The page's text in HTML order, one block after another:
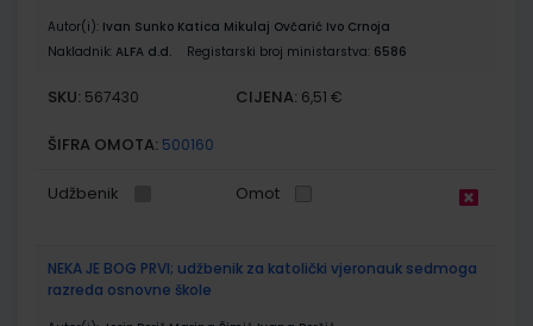
Autor(i): Ivan Sunko Katica Mikulaj Ovčarić Ivo Crnoja
Nakladnik: ALFA d.d. Registarski broj ministarstva: 6586
SKU: 567430 CIJENA: 6,51 €
ŠIFRA OMOTA: 500160
Udžbenik Omot
NEKA JE BOG PRVI; udžbenik za katolički vjeronauk sedmoga
razreda osnovne škole